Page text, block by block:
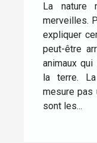
La nature
merveilles.
expliquer
peut-être
animaux
la terre.
mesure pas
sont les...